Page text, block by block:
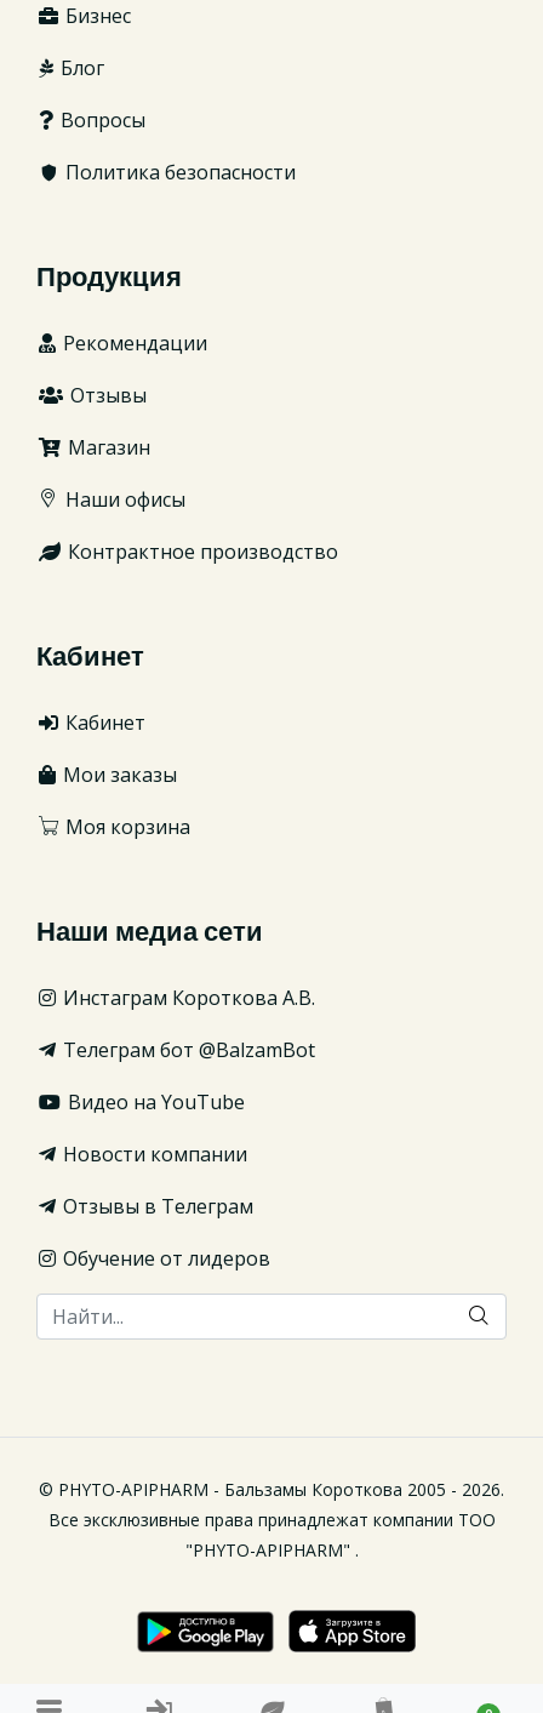
Бизнес
Блог
Вопросы
Политика безопасности
Продукция
Рекомендации
Отзывы
Магазин
Наши офисы
Контрактное производство
Кабинет
Кабинет
Мои заказы
Моя корзина
Наши медиа сети
Инстаграм Короткова А.В.
Телеграм бот @BalzamBot
Видео на YouTube
Новости компании
Отзывы в Телеграм
Обучение от лидеров
© PHYTO-APIPHARM - Бальзамы Короткова 2005 - 2026.
Все эксклюзивные права принадлежат компании ТОО
"PHYTO-APIPHARM" .